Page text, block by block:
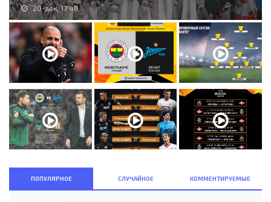
20-дек, 17:48
ПОПУЛЯРНОЕ СЛУЧАЙНОЕ КОММЕНТИРУЕМЫЕ